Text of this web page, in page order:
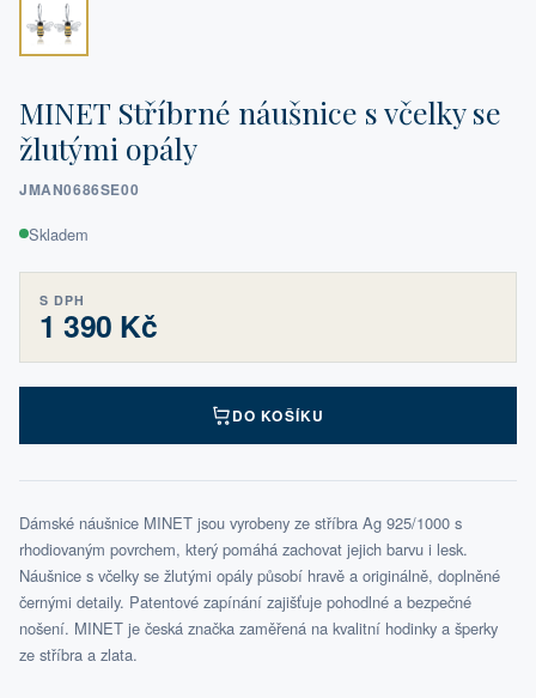
MINET Stříbrné náušnice s včelky se
žlutými opály
JMAN0686SE00
Skladem
S DPH
1 390 Kč
DO KOŠÍKU
Dámské náušnice MINET jsou vyrobeny ze stříbra Ag 925/1000 s
rhodiovaným povrchem, který pomáhá zachovat jejich barvu i lesk.
Náušnice s včelky se žlutými opály působí hravě a originálně, doplněné
černými detaily. Patentové zapínání zajišťuje pohodlné a bezpečné
nošení. MINET je česká značka zaměřená na kvalitní hodinky a šperky
ze stříbra a zlata.